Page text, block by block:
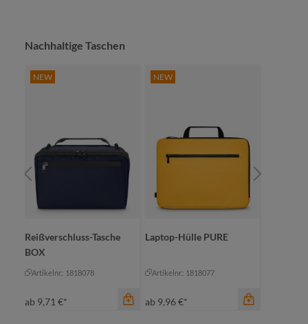
Produktgalerie überspringen
Nachhaltige Taschen
NEW
Reißverschluss-Tasche
BOX
Artikelnr.: 1818078
ab 9,71 €*
NEW
Laptop-Hülle PURE
Artikelnr.: 1818077
ab 9,96 €*